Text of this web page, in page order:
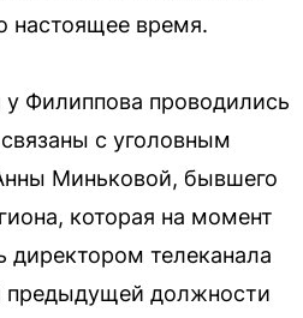
настоящее время.
Филиппова проводились
с уголовным
Миньковой, бывшего
которая на момент
директором телеканала
предыдущей должности